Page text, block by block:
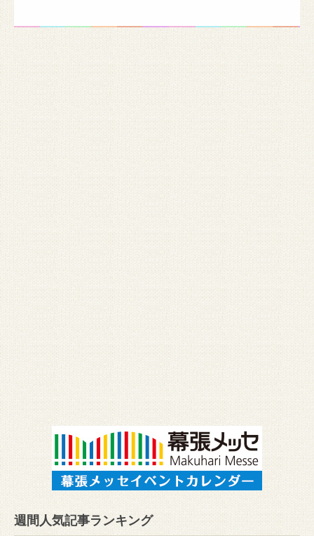
週間人気記事ランキング